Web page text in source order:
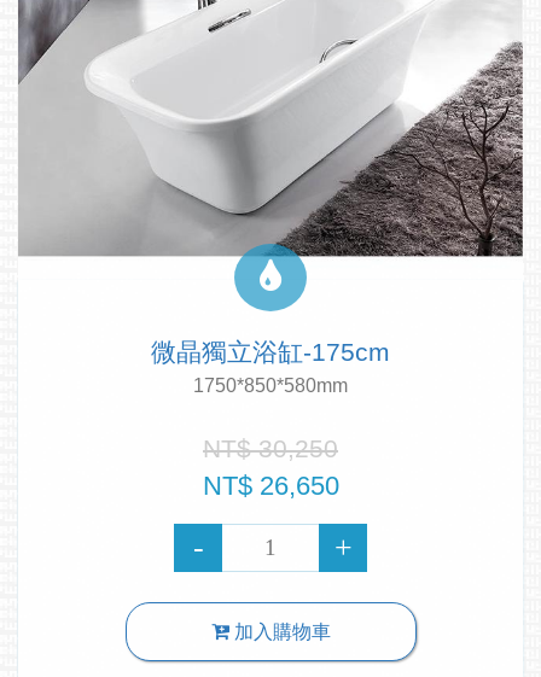
微晶獨立浴缸-175cm
1750*850*580mm
NT$ 30,250
NT$ 26,650
加入購物車